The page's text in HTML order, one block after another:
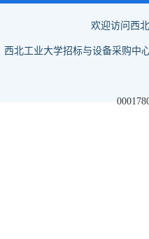
欢迎访问西
西北工业大学招标与设备采购